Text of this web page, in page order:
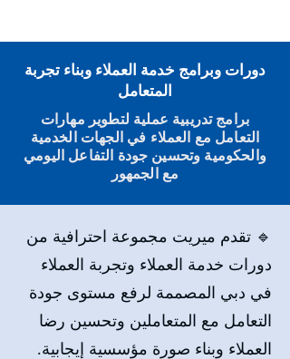
دورات وبرامج خدمة العملاء وبناء تجربة
المتعامل
برامج تدريبية عملية لتطوير مهارات
التعامل مع العملاء في الجهات الخدمية
والحكومية وتحسين جودة التفاعل اليومي
مع الجمهور
🔹 تقدم ميريت مجموعة احترافية من
دورات خدمة العملاء وتجربة العملاء
في دبي المصممة لرفع مستوى جودة
التعامل مع المتعاملين وتحسين رضا
العملاء وبناء صورة مؤسسية إيجابية.